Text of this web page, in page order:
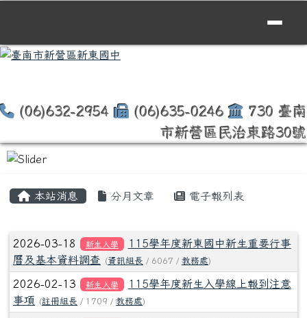
(06)632-2954 (06)635-0246
730 臺南
市新營區民治東路30號
本站消息 分月文章 電子報列表
文章列表
2026-03-18 新生入學
115學年度新東國中新生重要行事
曆及基本資料調查
(資訊組長 / 6067 / 教務處)
2026-02-13 新生入學
115學年度新生入學線上報到注意
事項
(註冊組長 / 1709 / 教務處)